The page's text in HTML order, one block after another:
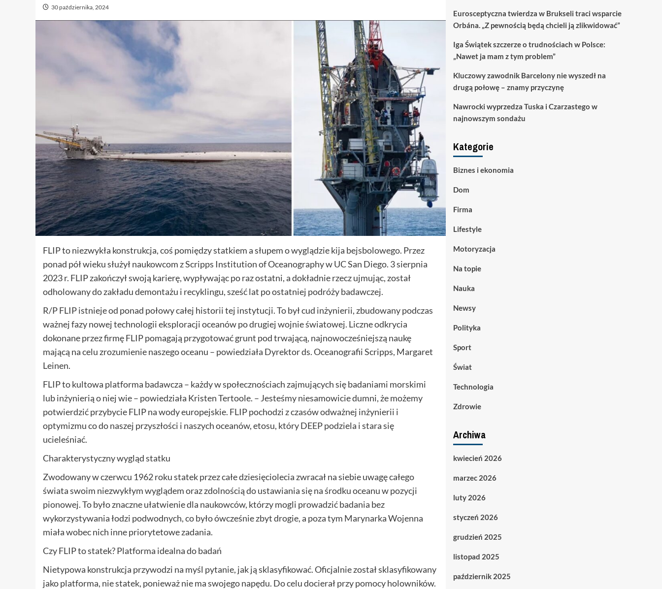
30 października, 2024
FLIP to niezwykła konstrukcja, coś pomiędzy statkiem a słupem o wyglądzie kija bejsbolowego. Przez
ponad pół wieku służył naukowcom z Scripps Institution of Oceanography w UC San Diego. 3 sierpnia
2023 r. FLIP zakończył swoją karierę, wypływając po raz ostatni, a dokładnie rzecz ujmując, został
odholowany do zakładu demontażu i recyklingu, sześć lat po ostatniej podróży badawczej.
R/P FLIP istnieje od ponad połowy całej historii tej instytucji. To był cud inżynierii, zbudowany podczas
ważnej fazy nowej technologii eksploracji oceanów po drugiej wojnie światowej. Liczne odkrycia
dokonane przez firmę FLIP pomagają przygotować grunt pod trwającą, najnowocześniejszą naukę
mającą na celu zrozumienie naszego oceanu – powiedziała Dyrektor ds. Oceanografii Scripps, Margaret
Leinen.
FLIP to kultowa platforma badawcza – każdy w społecznościach zajmujących się badaniami morskimi
lub inżynierią o niej wie – powiedziała Kristen Tertoole. – Jesteśmy niesamowicie dumni, że możemy
potwierdzić przybycie FLIP na wody europejskie. FLIP pochodzi z czasów odważnej inżynierii i
optymizmu co do naszej przyszłości i naszych oceanów, etosu, który DEEP podziela i stara się
ucieleśniać.
Charakterystyczny wygląd statku
Zwodowany w czerwcu 1962 roku statek przez całe dziesięciolecia zwracał na siebie uwagę całego
świata swoim niezwykłym wyglądem oraz zdolnością do ustawiania się na środku oceanu w pozycji
pionowej. To było znaczne ułatwienie dla naukowców, którzy mogli prowadzić badania bez
wykorzystywania łodzi podwodnych, co było ówcześnie zbyt drogie, a poza tym Marynarka Wojenna
miała wobec nich inne priorytetowe zadania.
Czy FLIP to statek? Platforma idealna do badań
Nietypowa konstrukcja przywodzi na myśl pytanie, jak ją sklasyfikować. Oficjalnie został sklasyfikowany
jako platforma, nie statek, ponieważ nie ma swojego napędu. Do celu docierał przy pomocy holowników.
Eurosceptyczna twierdza w Brukseli traci wsparcie
Orbána. „Z pewnością będą chcieli ją zlikwidować”
Iga Świątek szczerze o trudnościach w Polsce:
„Nawet ja mam z tym problem”
Kluczowy zawodnik Barcelony nie wyszedł na
drugą połowę – znamy przyczynę
Nawrocki wyprzedza Tuska i Czarzastego w
najnowszym sondażu
Kategorie
Biznes i ekonomia
Dom
Firma
Lifestyle
Motoryzacja
Na topie
Nauka
Newsy
Polityka
Sport
Świat
Technologia
Zdrowie
Archiwa
kwiecień 2026
marzec 2026
luty 2026
styczeń 2026
grudzień 2025
listopad 2025
październik 2025